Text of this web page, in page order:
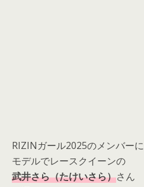
RIZINガール2025のメンバーに
モデルでレースクイーンの
武井さら（たけいさら）さん